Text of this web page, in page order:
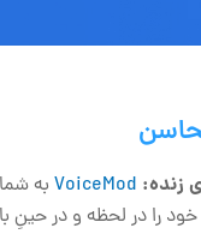
زنده:VoiceModبه شما
را در لحظه و در حینِ